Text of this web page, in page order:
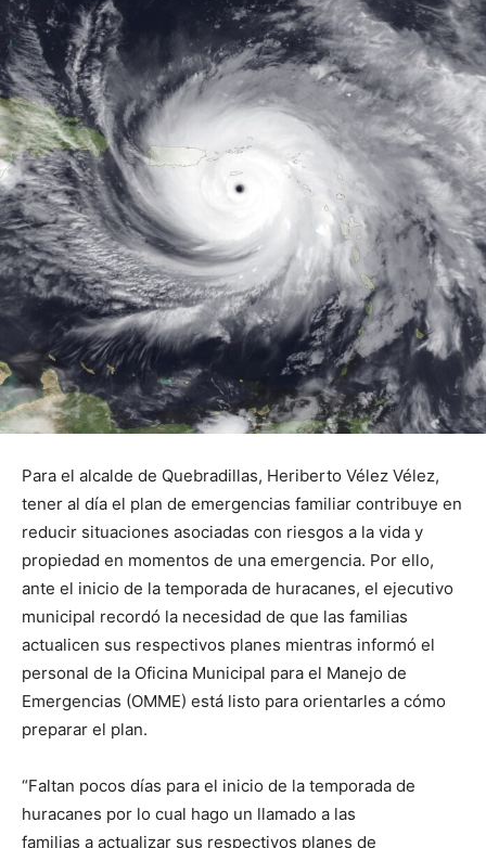
Para el alcalde de Quebradillas, Heriberto Vélez Vélez,
tener al día el plan de emergencias familiar contribuye en
reducir situaciones asociadas con riesgos a la vida y
propiedad en momentos de una emergencia. Por ello,
ante el inicio de la temporada de huracanes, el ejecutivo
municipal recordó la necesidad de que las familias
actualicen sus respectivos planes mientras informó el
personal de la Oficina Municipal para el Manejo de
Emergencias (OMME) está listo para orientarles a cómo
preparar el plan.
“Faltan pocos días para el inicio de la temporada de
huracanes por lo cual hago un llamado a las
familias a actualizar sus respectivos planes de